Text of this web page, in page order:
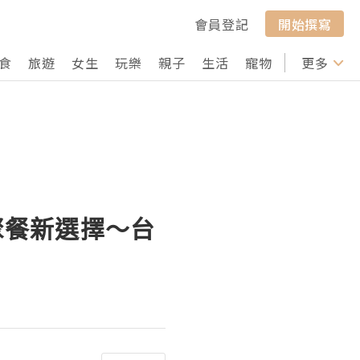
會員登記
開始撰寫
旅遊 女生 玩樂 親子 生活 寵物 行山 打卡
更多
新選擇～台